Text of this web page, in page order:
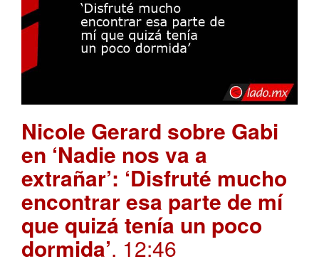
Nicole Gerard sobre Gabi
en ‘Nadie nos va a
extrañar’: ‘Disfruté mucho
encontrar esa parte de mí
que quizá tenía un poco
dormida’. 12:46